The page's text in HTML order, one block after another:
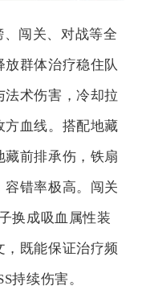
闯关、对战等全
群体治疗稳住队
术伤害，冷却拉
方血线。搭配地藏
前排承伤，铁扇
错率极高。闯关
换成吸血属性装
既能保证治疗频
持续伤害。